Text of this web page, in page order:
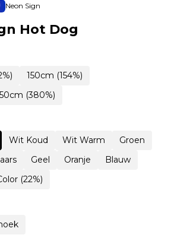
Neon Sign
Hot Dog
150cm (154%)
(380%)
Wit Koud Wit Warm
Groen
Geel Oranje
Blauw
(22%)